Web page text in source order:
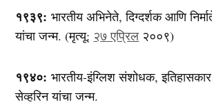
१९३९: भारतीय अभिनेते, दिग्दर्शक आणि
यांचा जन्म. (मृत्यू: २७ एप्रिल २००९)
१९४०: भारतीय-इंग्लिश संशोधक,
सेव्हरिन यांचा जन्म.